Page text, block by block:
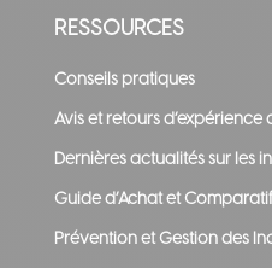
RESSOURCES
Conseils pratiques
Avis et retours d’expérience
Dernières actualités sur les
Guide d’Achat et
Prévention et Gestion des